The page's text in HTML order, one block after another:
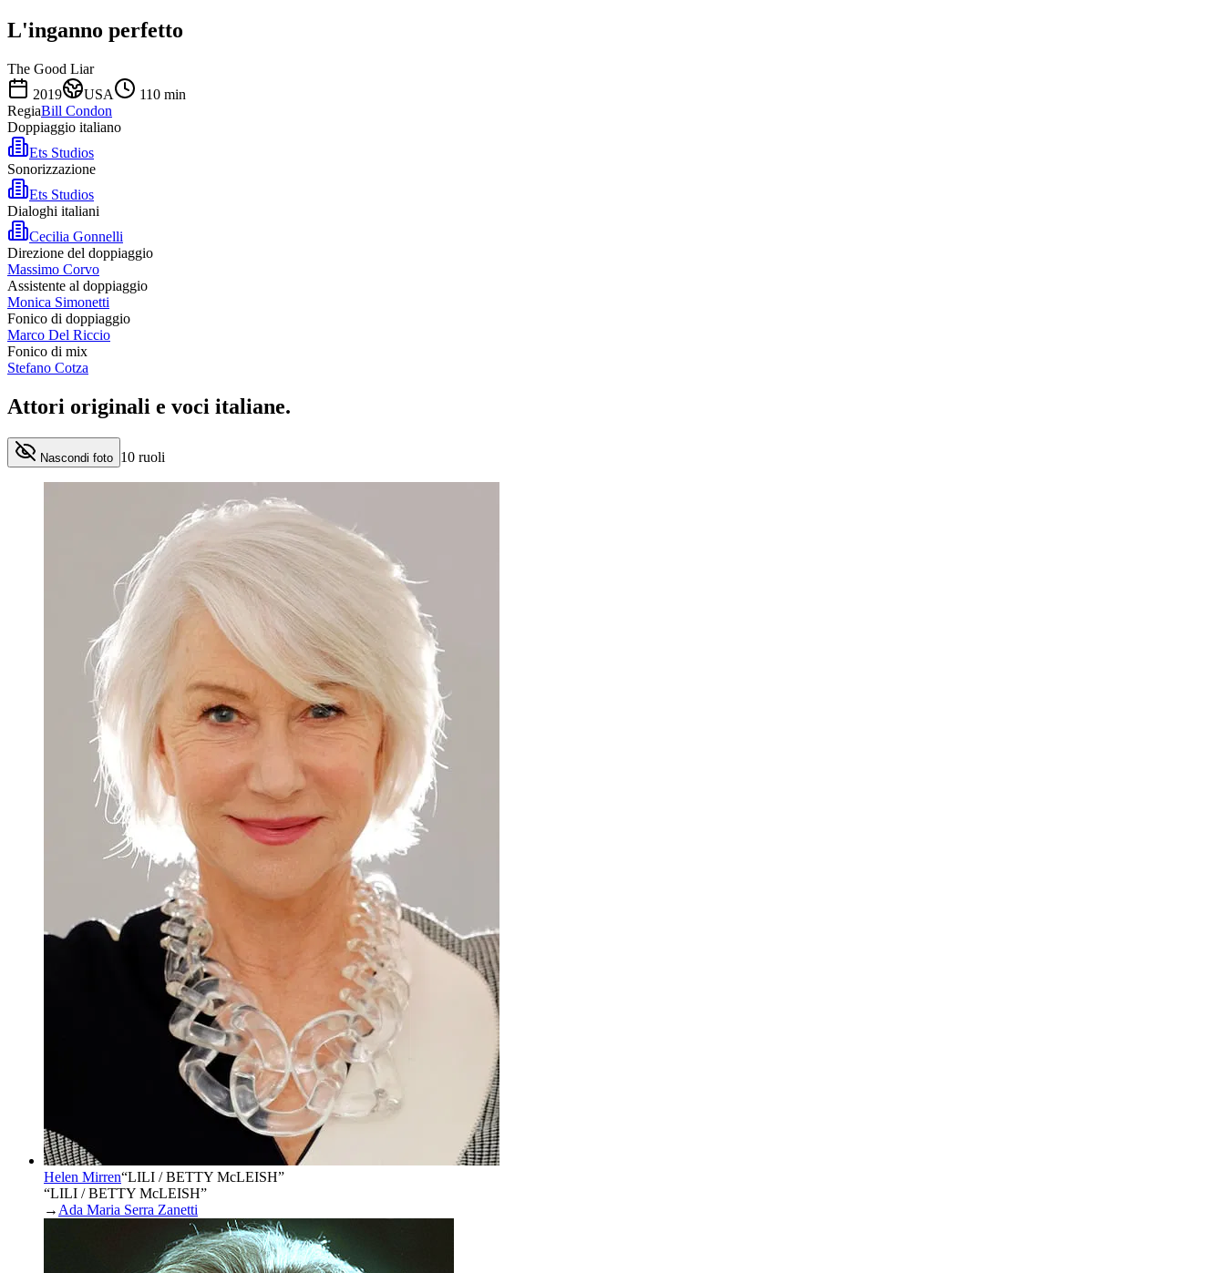
L'inganno perfetto
The Good Liar
2019
USA 110 min
RegiaBill Condon
Doppiaggio italiano
Ets Studios
Sonorizzazione
Ets Studios
Dialoghi italiani
Cecilia Gonnelli
Direzione del doppiaggio
Massimo Corvo
Assistente al doppiaggio
Monica Simonetti
Fonico di doppiaggio
Marco Del Riccio
Fonico di mix
Stefano Cotza
Attori originali e voci italiane.
Nascondi foto 10 ruoli
Helen Mirren“LILI / BETTY McLEISH”
“LILI / BETTY McLEISH”
→ Ada Maria Serra Zanetti